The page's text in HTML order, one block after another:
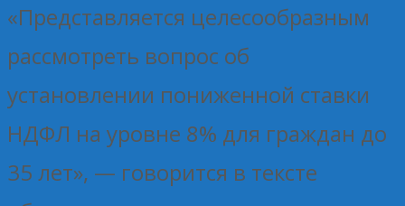
«Представляется целесообразным
рассмотреть вопрос об
установлении пониженной ставки
НДФЛ на уровне 8% для граждан до
35 лет», — говорится в тексте